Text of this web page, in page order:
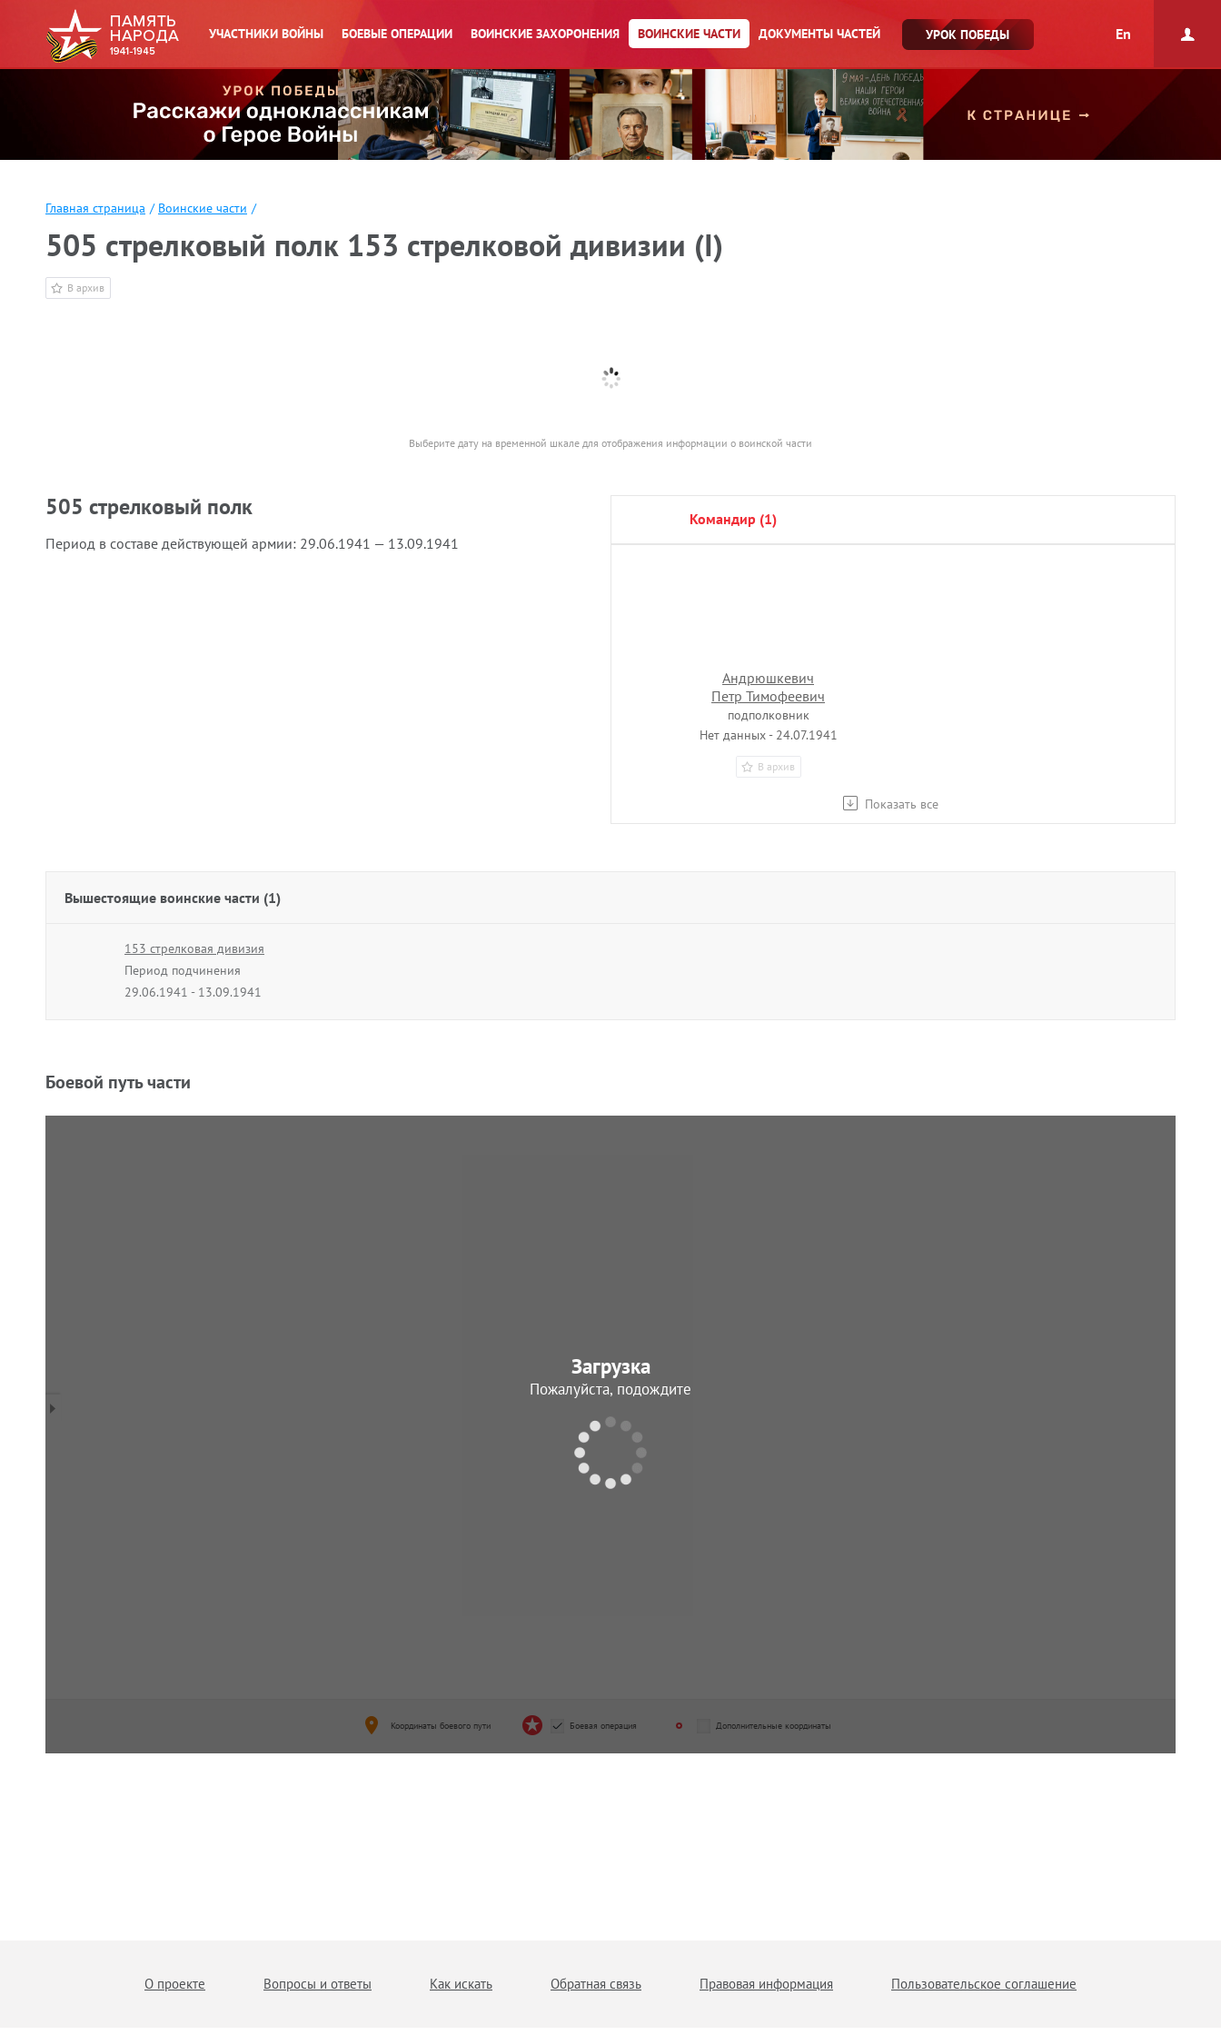
УЧАСТНИКИ ВОЙНЫ БОЕВЫЕ ОПЕРАЦИИ ВОИНСКИЕ ЗАХОРОНЕНИЯ ВОИНСКИЕ ЧАСТИ ДОКУМЕНТЫ ЧАСТЕЙ УРОК ПОБЕДЫ En
Главная страница / Воинские части /
505 стрелковый полк 153 стрелковой дивизии (I)
В архив
Выберите дату на временной шкале для отображения информации о воинской части
505 стрелковый полк
Период в составе действующей армии: 29.06.1941 — 13.09.1941
командир (1)
Показать все
Андрюшкевич
Петр Тимофеевич
подполковник
Нет данных - 24.07.1941
В архив
Вышестоящие воинские части (1)
153 стрелковая дивизия
Период подчинения
29.06.1941 - 13.09.1941
Боевой путь части
Координаты боевого пути Боевая операция Дополнительные координаты
Загрузка
Пожалуйста, подождите
О проекте Вопросы и ответы Как искать Обратная связь Правовая информация Пользовательское соглашение